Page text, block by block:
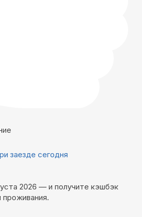
заезде сегодня
2026 — и получите кэшбэк
проживания.